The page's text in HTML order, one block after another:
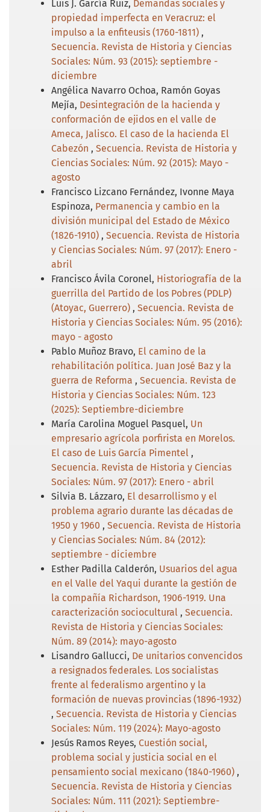
Luis J. García Ruiz, Demandas sociales y
propiedad imperfecta en Veracruz: el
impulso a la enfiteusis (1760-1811) ,
Secuencia. Revista de Historia y Ciencias
Sociales: Núm. 93 (2015): septiembre -
diciembre
Angélica Navarro Ochoa, Ramón Goyas
Mejía, Desintegración de la hacienda y
conformación de ejidos en el valle de
Ameca, Jalisco. El caso de la hacienda El
Cabezón , Secuencia. Revista de Historia y
Ciencias Sociales: Núm. 92 (2015): Mayo -
agosto
Francisco Lizcano Fernández, Ivonne Maya
Espinoza, Permanencia y cambio en la
división municipal del Estado de México
(1826-1910) , Secuencia. Revista de Historia
y Ciencias Sociales: Núm. 97 (2017): Enero -
abril
Francisco Ávila Coronel, Historiografía de la
guerrilla del Partido de los Pobres (PDLP)
(Atoyac, Guerrero) , Secuencia. Revista de
Historia y Ciencias Sociales: Núm. 95 (2016):
mayo - agosto
Pablo Muñoz Bravo, El camino de la
rehabilitación política. Juan José Baz y la
guerra de Reforma , Secuencia. Revista de
Historia y Ciencias Sociales: Núm. 123
(2025): Septiembre-diciembre
María Carolina Moguel Pasquel, Un
empresario agrícola porfirista en Morelos.
El caso de Luis García Pimentel ,
Secuencia. Revista de Historia y Ciencias
Sociales: Núm. 97 (2017): Enero - abril
Silvia B. Lázzaro, El desarrollismo y el
problema agrario durante las décadas de
1950 y 1960 , Secuencia. Revista de Historia
y Ciencias Sociales: Núm. 84 (2012):
septiembre - diciembre
Esther Padilla Calderón, Usuarios del agua
en el Valle del Yaqui durante la gestión de
la compañía Richardson, 1906-1919. Una
caracterización sociocultural , Secuencia.
Revista de Historia y Ciencias Sociales:
Núm. 89 (2014): mayo-agosto
Lisandro Gallucci, De unitarios convencidos
a resignados federales. Los socialistas
frente al federalismo argentino y la
formación de nuevas provincias (1896-1932)
, Secuencia. Revista de Historia y Ciencias
Sociales: Núm. 119 (2024): Mayo-agosto
Jesús Ramos Reyes, Cuestión social,
problema social y justicia social en el
pensamiento social mexicano (1840-1960) ,
Secuencia. Revista de Historia y Ciencias
Sociales: Núm. 111 (2021): Septiembre-